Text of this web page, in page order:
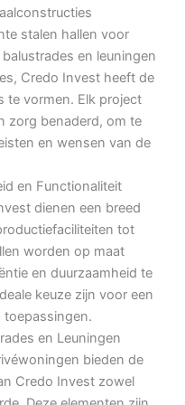
stalen hallen voor
en leuningen
Credo Invest heeft de
te vormen. Elk project
zorg benaderd, om te
en wensen van de
en Functionaliteit
dienen een breed
tot
worden op maat
en duurzaamheid te
keuze zijn voor een
toepassingen.
en Leuningen
bieden de
Credo Invest zowel